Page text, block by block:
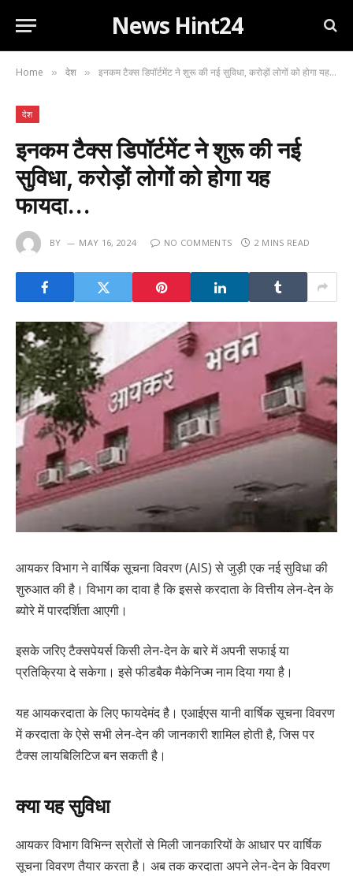
News Hint24
Home » देश » इनकम टैक्स डिपॉर्टमेंट ने शुरू की नई सुविधा, करोड़ों लोगों को होगा यह फायदा…
देश
इनकम टैक्स डिपॉर्टमेंट ने शुरू की नई
सुविधा, करोड़ों लोगों को होगा यह
फायदा…
BY MAY 16, 2024 NO COMMENTS 2 MINS READ
आयकर विभाग ने वार्षिक सूचना विवरण (AIS) से जुड़ी एक नई सुविधा की
शुरुआत की है। विभाग का दावा है कि इससे करदाता के वित्तीय लेन-देन के
ब्योरे में पारदर्शिता आएगी।
इसके जरिए टैक्सपेयर्स किसी लेन-देन के बारे में अपनी सफाई या
प्रतिक्रिया दे सकेगा। इसे फीडबैक मैकेनिज्म नाम दिया गया है।
यह आयकरदाता के लिए फायदेमंद है। एआईएस यानी वार्षिक सूचना विवरण
में करदाता के ऐसे सभी लेन-देन की जानकारी शामिल होती है, जिस पर
टैक्स लायबिलिटिज बन सकती है।
क्या यह सुविधा
आयकर विभाग विभिन्न स्रोतों से मिली जानकारियों के आधार पर वार्षिक
सूचना विवरण तैयार करता है। अब तक करदाता अपने लेन-देन के विवरण